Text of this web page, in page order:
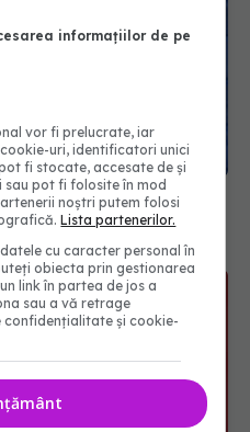
incerte pentru
informațiilor de pe
vor fi prelucrate, iar
uri, identificatori unici
fi stocate, accesate de și
sau pot fi folosite în mod
noștri putem folosi
Lista partenerilor.
cu caracter personal în
obiecta prin gestionarea
link în partea de jos a
sau a vă retrage
confidențialitate și cookie-